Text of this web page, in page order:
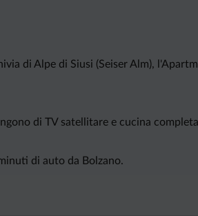
di Alpe di Siusi (Seiser Alm),
di TV satellitare e cucina
di auto da Bolzano.